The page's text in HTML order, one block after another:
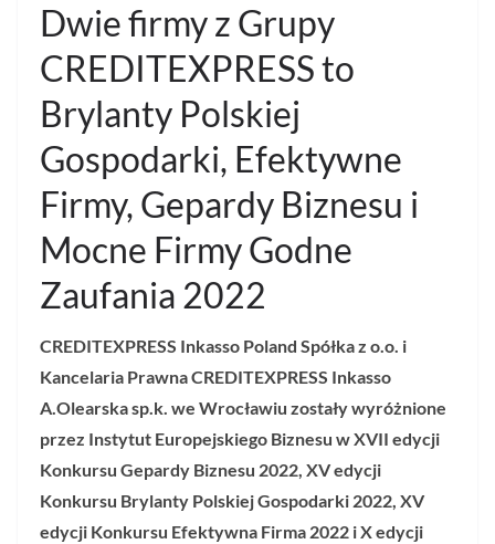
Dwie firmy z Grupy
CREDITEXPRESS to
Brylanty Polskiej
Gospodarki, Efektywne
Firmy, Gepardy Biznesu i
Mocne Firmy Godne
Zaufania 2022
CREDITEXPRESS Inkasso Poland Spółka z o.o. i
Kancelaria PrawnaCREDITEXPRESS Inkasso
A.Olearska sp.k. we Wrocławiu zostały wyróżnione
przez Instytut Europejskiego Biznesu w XVII edycji
Konkursu Gepardy Biznesu 2022, XV edycji
Konkursu Brylanty Polskiej Gospodarki 2022, XV
edycji Konkursu Efektywna Firma 2022 i X edycji